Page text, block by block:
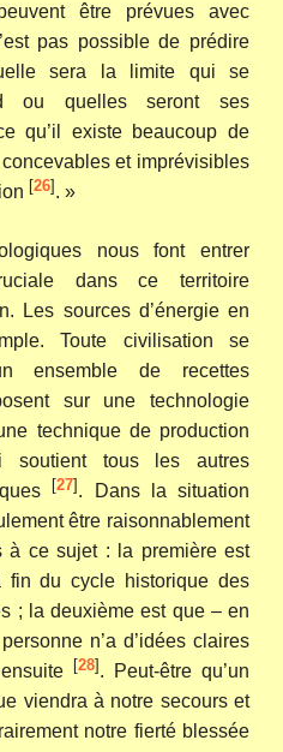
être prévues avec
pas possible de prédire
sera la limite qui se
ou quelles seront ses
qu’il existe beaucoup de
et imprévisibles
[26]. »
nous font entrer
dans ce territoire
Les sources d’énergie en
Toute civilisation se
ensemble de recettes
sur une technologie
technique de production
soutient tous les autres
[27]. Dans la situation
être raisonnablement
à ce sujet : la première est
fin du cycle historique des
; la deuxième est que – en
n’a d’idées claires
[28]. Peut-être qu’un
viendra à notre secours et
notre fierté blessée